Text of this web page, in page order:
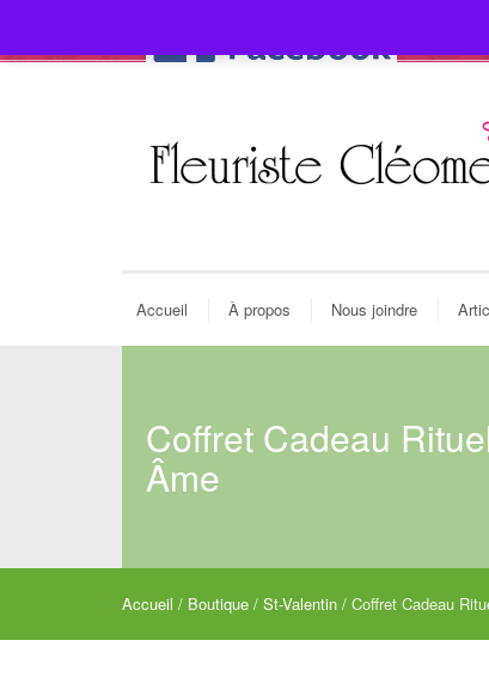
Accueil À propos Nous joindre
Coffret Cadeau
Âme
Accueil / Boutique / St-Valentin / Coffret Cadeau